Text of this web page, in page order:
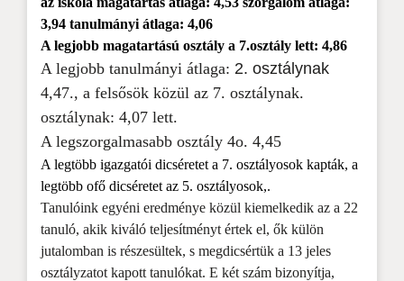
3,94 tanulmányi átlaga: 4,06
A legjobb magatartású osztály a 7.osztály lett: 4,86
A legjobb tanulmányi átlaga: 2. osztálynak
4,47., a felsősök közül az 7. osztálynak.
osztálynak: 4,07 lett.
A legszorgalmasabb osztály 4o. 4,45
A legtöbb igazgatói dicséretet a 7. osztályosok kapták, a
legtöbb ofő dicséretet az 5. osztályosok,.
Tanulóink egyéni eredménye közül kiemelkedik az a 22
tanuló, akik kiváló teljesítményt értek el, ők külön
jutalomban is részesültek, s megdicsértük a 13 jeles
osztályzatot kapott tanulókat. E két szám bizonyítja,